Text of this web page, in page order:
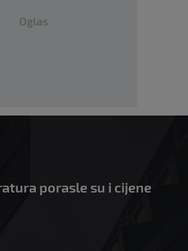
Oglas
porasle su i cijene